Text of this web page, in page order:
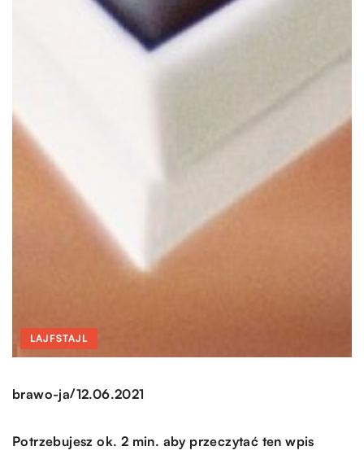
LAJFSTAJL
brawo-ja/12.06.2021
Potrzebujesz ok. 2 min. aby przeczytać ten wpis